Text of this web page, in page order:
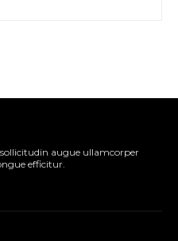
augue ullamcorper
efficitur.